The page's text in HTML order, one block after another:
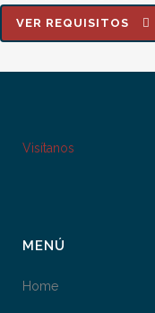
VER REQUISITOS
Visítanos
MENÚ
Home